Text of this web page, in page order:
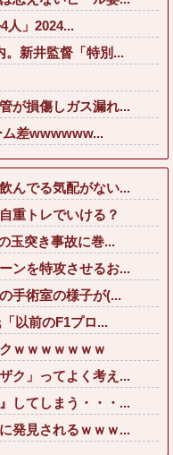
人」2024...
。新井監督「特別...
が損傷しガス漏れ...
ム差wwwwww...
んでる気配がない...
重トレでいける？
玉突き事故に巻...
ンを特攻させるお...
手術室の様子が(...
以前のF1プロ...
ｗｗｗｗｗｗｗ
ク」ってよく考え...
してしまう・・・...
発見されるｗｗｗ...